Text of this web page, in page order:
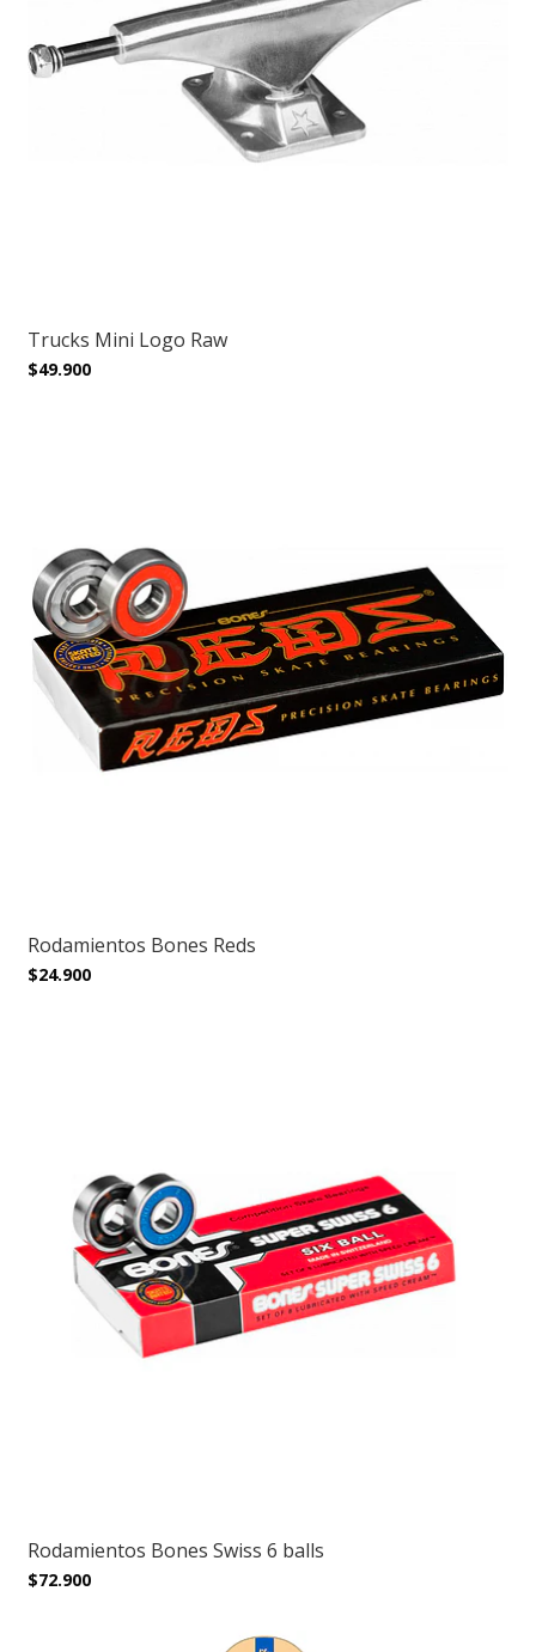
Trucks Mini Logo Raw
$49.900
Rodamientos Bones Reds
$24.900
Rodamientos Bones Swiss 6 balls
$72.900